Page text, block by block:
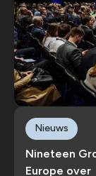
Nineteen
Europe over
Nieuws